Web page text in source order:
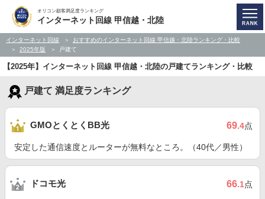
オリコン顧客満足度ランキング
インターネット回線 甲信越・北陸
インターネット回線
おすすめのインターネット回線 甲信越・北陸ランキング・比較
2025年版
戸建て
【2025年】インターネット回線 甲信越・北陸の戸建てランキング・比較
戸建て 満足度ランキング
GMOとくとくBB光 69.4点
安定した通信速度とルーターが無料なところ。（40代／男性）
ドコモ光 66.1点